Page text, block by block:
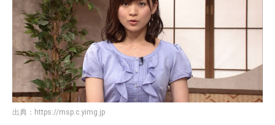
出典： https://msp.c.yimg.jp